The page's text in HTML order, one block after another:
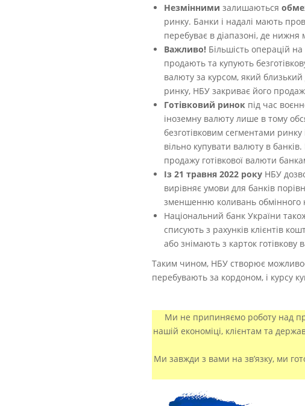
Незмінними залишаються
ринку. Банки і надалі мають
перебуває в діапазоні, де нижня
Важливо! Більшість операцій
продають та купують
валюту за курсом, який
ринку, НБУ закриває його
Готівковий ринок під час
іноземну валюту лише в тому
безготівковим сегментами
вільно купувати валюту в
продажу готівкової валюти
Із 21 травня 2022 року НБУ
вирівняє умови для банків
зменшенню коливань обмінного
Національний банк України
списують з рахунків клієнтів
або знімають з карток готівкову
Таким чином, НБУ створює
перебувають за кордоном, і курсу
Ми не припиняємо роботу над
нашій економіці, клієнтам та
Ми завжди з вами на зв’язку, ми